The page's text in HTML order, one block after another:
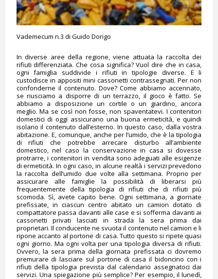
Vademecum n.3 di Guido Dorigo
In diverse aree della regione, viene attuata la raccolta dei
rifiuti differenziata. Che cosa significa? Vuol dire che in casa,
ogni famiglia suddivide i rifiuti in tipologie diverse. E li
custodisce in appositi mini cassonetti contrassegnati. Per non
confonderne il contenuto. Dove? Come abbiamo accennato,
se riusciamo a disporre di un terrazzo, il gioco è fatto. Se
abbiamo a disposizione un cortile o un giardino, ancora
meglio. Ma se così non fosse, non spaventatevi. I contenitori
domestici di oggi assicurano una buona ermeticità, e quindi
isolano il contenuto dall’esterno. In questo caso, dalla vostra
abitazione. E, comunque, anche per l’umido, che è la tipologia
di rifiuti che potrebbe arrecare disturbo all’ambiente
domestico, nel caso la conservazione in casa si dovesse
protrarre, i contenitori in vendita sono adeguati alle esigenze
di ermeticità. In ogni caso, in alcune realtà i servizi prevedono
la raccolta dell’umido due volte alla settimana. Proprio per
assicurare alle famiglie la possibilità di liberarsi più
frequentemente della tipologia di rifiuti che di rifiuti più
scomoda. Sì, avete capito bene. Ogni settimana, a giornate
prefissate, in ciascun centro abitato un camion dotato di
compattatore passa davanti alle case e si sofferma davanti ai
cassonetti privati lasciati in strada la sera prima dai
proprietari. Il conducente ne svuota il contenuto nel camion e li
ripone accanto al portone di casa. Tutto questo si ripete quasi
ogni giorno. Ma ogni volta per una tipologia diversa di rifiuti.
Ovvero, la sera prima della giornata prefissata ci dovremo
premurare di lasciare sul portone di casa il bidoncino con i
rifiuti della tipologia prevista dal calendario assegnatoci dai
servizi. Una spiegazione più semplice? Per esempio, il lunedì,